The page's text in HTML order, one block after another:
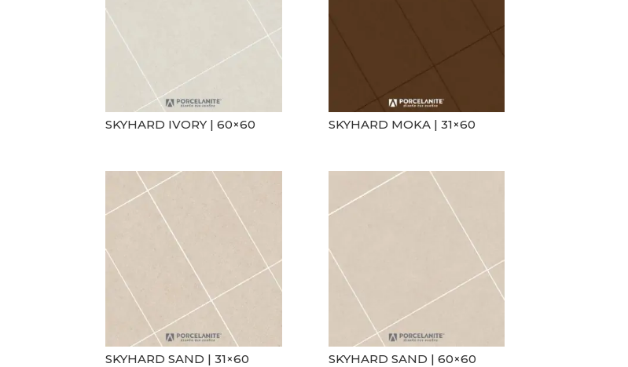
SKYHARD IVORY | 60×60 SKYHARD MOKA | 31×60
SKYHARD SAND | 31×60 SKYHARD SAND | 60×60